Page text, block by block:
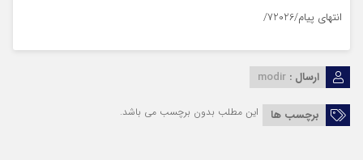
انتهای پیام/72026/
ارسال : modir
برچسب ها این مطلب بدون برچسب می باشد.